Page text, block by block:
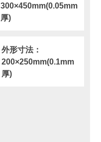
300×450mm(0.05mm
厚)
外形寸法：
200×250mm(0.1mm
厚)